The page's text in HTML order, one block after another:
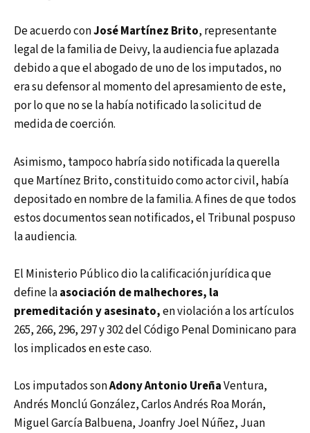
De acuerdo conJosé Martínez Brito, representante
legal de la familia de Deivy, la audiencia fue aplazada
debido a que el abogado de uno de los imputados, no
era su defensor al momento del apresamiento de este,
por lo que no se la había notificado la solicitud de
medida de coerción.
Asimismo, tampoco habría sido notificada la querella
que Martínez Brito, constituido como actor civil, había
depositado en nombre de la familia. A fines de que todos
estos documentos sean notificados, el Tribunal pospuso
la audiencia.
El Ministerio Público dio la calificación jurídica que
define laasociación de malhechores, la
premeditación y asesinato,en violación a los artículos
265, 266, 296, 297 y 302 del Código Penal Dominicano para
los implicados en este caso.
Los imputados sonAdony Antonio UreñaVentura,
Andrés Monclú González, Carlos Andrés Roa Morán,
Miguel García Balbuena, Joanfry Joel Núñez, Juan